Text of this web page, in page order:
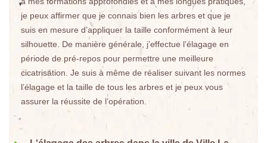
je peux affirmer que je connais bien les arbres et que je
suis en mesure d’appliquer la taille conformément à leur
silhouette. De manière générale, j’effectue l’élagage en
période de pré-repos pour permettre une meilleure
cicatrisation. Je suis à même de réaliser suivant les normes
l’élagage et la taille de tous les arbres et je peux vous
assurer la réussite de l’opération.